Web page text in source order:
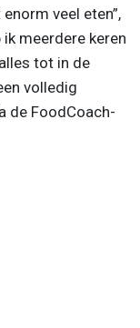
veel eten”,
meerdere keren
tot in de
volledig
de FoodCoach-